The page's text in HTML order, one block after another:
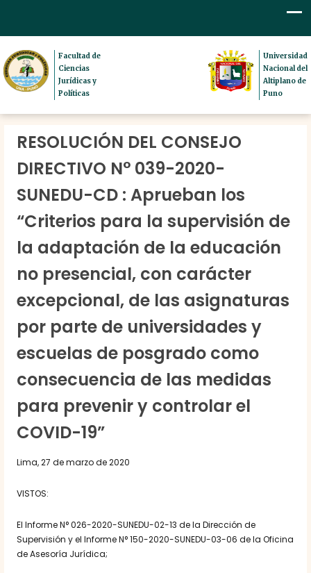
Facultad de
Ciencias
Jurídicas y
Políticas
Universidad
Nacional del
Altiplano de
Puno
RESOLUCIÓN DEL CONSEJO
DIRECTIVO N° 039-2020-
SUNEDU-CD : Aprueban los
“Criterios para la supervisión de
la adaptación de la educación
no presencial, con carácter
excepcional, de las asignaturas
por parte de universidades y
escuelas de posgrado como
consecuencia de las medidas
para prevenir y controlar el
COVID-19”
Lima, 27 de marzo de 2020
VISTOS:
El Informe N° 026-2020-SUNEDU-02-13 de la Dirección de
Supervisión y el Informe N° 150-2020-SUNEDU-03-06 de la Oficina
de Asesoría Jurídica;